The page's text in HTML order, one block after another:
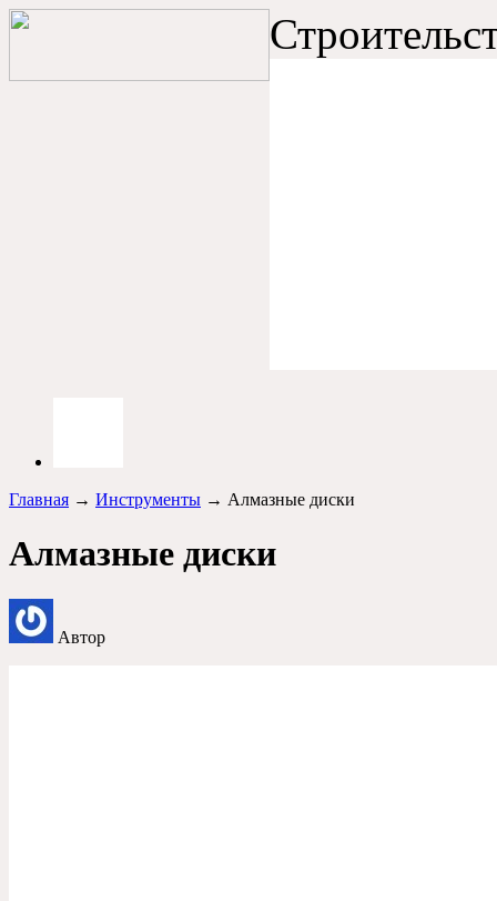
Главная → Инструменты → Алмазные диски
Алмазные диски
Автор